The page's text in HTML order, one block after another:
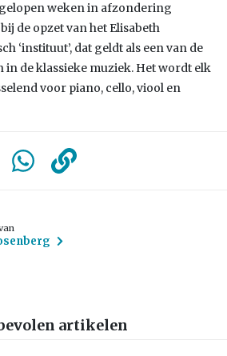
weken in afzondering
de opzet van het Elisabeth
‘instituut’, dat geldt als een van de
in de klassieke muziek. Het wordt elk
voor piano, cello, viool en
artikelen